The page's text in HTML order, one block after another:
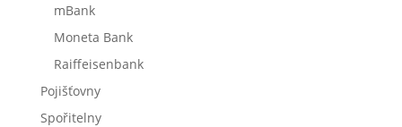
mBank
Moneta Bank
Raiffeisenbank
Pojišťovny
Spořitelny